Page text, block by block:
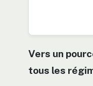
Vers un
tous les